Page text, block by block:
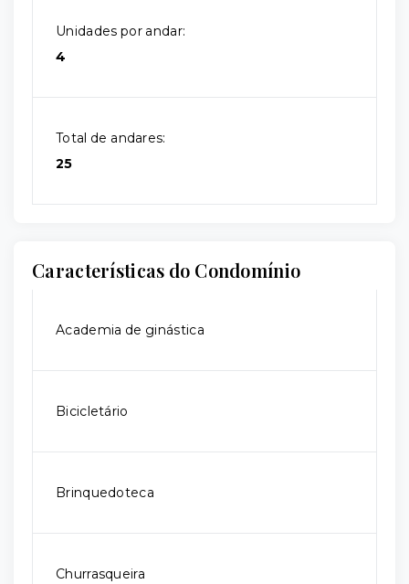
Unidades por andar:
4
Total de andares:
25
Características do Condomínio
Academia de ginástica
Bicicletário
Brinquedoteca
Churrasqueira